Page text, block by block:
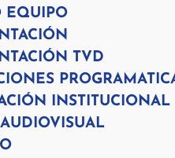
EQUIPO
TVD
INSTITUCIONAL